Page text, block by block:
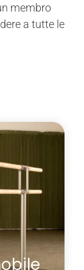
membro
a tutte le